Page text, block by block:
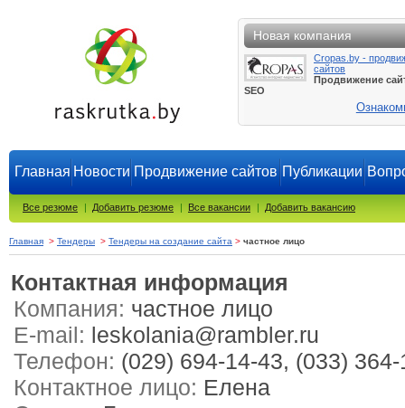
Новая компания
Cropas.by -
сайтов
Продвижение
SEO
Главная Новости Продвижение сайтов Публикации
Все резюме | Добавить резюме | Все вакансии | Добавить вакансию
Главная > Тендеры > Тендеры на создание сайта > частное лицо
Контактная информация
Компания: частное лицо
E-mail: leskolania@rambler.ru
Телефон: (029) 694-14-43, (033)
Контактное лицо: Елена